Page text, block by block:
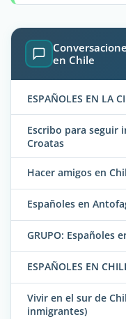
en Chile
ESPAÑOLES EN LA
Escribo para seguir
Croatas
Hacer amigos en
Españoles en
GRUPO: Españoles
ESPAÑOLES EN
Vivir en el sur de
inmigrantes)